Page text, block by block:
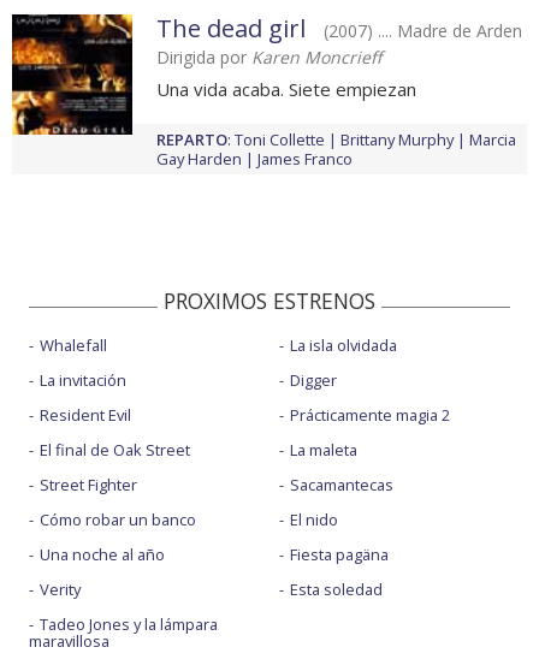
The dead girl
(2007) .... Madre de Arden
Dirigida por Karen Moncrieff
Una vida acaba. Siete empiezan
REPARTO: Toni Collette Brittany Murphy
Marcia
Gay Harden
James Franco
PROXIMOS ESTRENOS
Whalefall
La invitación
Resident Evil
El final de Oak Street
Street Fighter
Cómo robar un banco
Una noche al año
Verity
Tadeo Jones y la lámpara
maravillosa
La isla olvidada
Digger
Prácticamente magia 2
La maleta
Sacamantecas
El nido
Fiesta pagäna
Esta soledad